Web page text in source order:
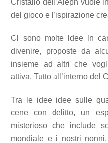
Cristallo dell’Aleph vuole
del gioco e l’ispirazione
Ci sono molte idee in
divenire, proposte da
insieme ad altri che
attiva. Tutto all’interno del
Tra le idee idee sulle
cene con delitto, un
misterioso che include
mondiale e i nostri